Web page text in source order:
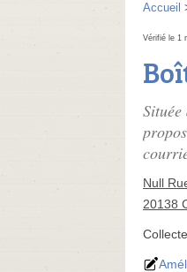
Accueil
Vérifié le 1
Null
20138